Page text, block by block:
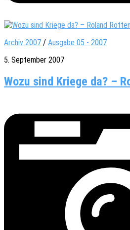
Archiv 2007 / Ausgabe 05 - 2007
5. September 2007
Wozu sind Kriege da? –